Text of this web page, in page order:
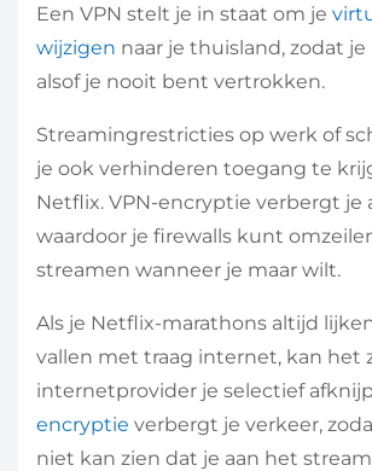
Een VPN stelt je in staat om je
wijzigen naar je thuisland, zodat
alsof je nooit bent vertrokken.
Streamingrestricties op werk of
je ook verhinderen toegang te
Netflix. VPN-encryptie verbergt je
waardoor je firewalls kunt
streamen wanneer je maar wilt.
Als je Netflix-marathons altijd
vallen met traag internet, kan het
internetprovider je selectief
encryptie verbergt je verkeer,
niet kan zien dat je aan het